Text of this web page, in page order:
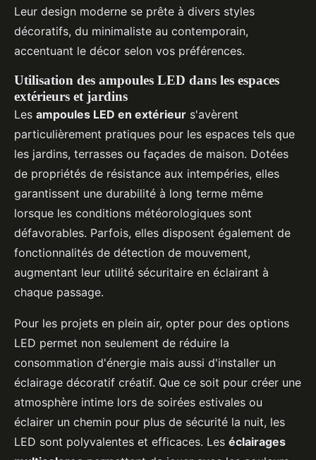
Leur design moderne se prête à divers styles
décoratifs, du minimaliste au contemporain,
accentuant le décor selon vos préférences.
Utilisation des ampoules LED dans les espaces
extérieurs et jardins
Les ampoules LED en extérieur s'avèrent
particulièrement pratiques pour les espaces tels que
les jardins, terrasses ou façades de maison. Dotées
de propriétés de résistance aux intempéries, elles
garantissent une durabilité à long terme même
lorsque les conditions météorologiques sont
défavorables. Parfois, elles disposent également de
fonctionnalités de détection de mouvement,
augmentant leur utilité sécuritaire en éclairant à
chaque passage.
Pour les projets en plein air, opter pour des options
LED permet non seulement de réduire la
consommation d'énergie mais aussi d'installer un
éclairage décoratif créatif. Que ce soit pour créer une
atmosphère intime lors de soirées estivales ou
éclairer un chemin pour plus de sécurité la nuit, les
LED sont polyvalentes et efficaces. Les éclairages